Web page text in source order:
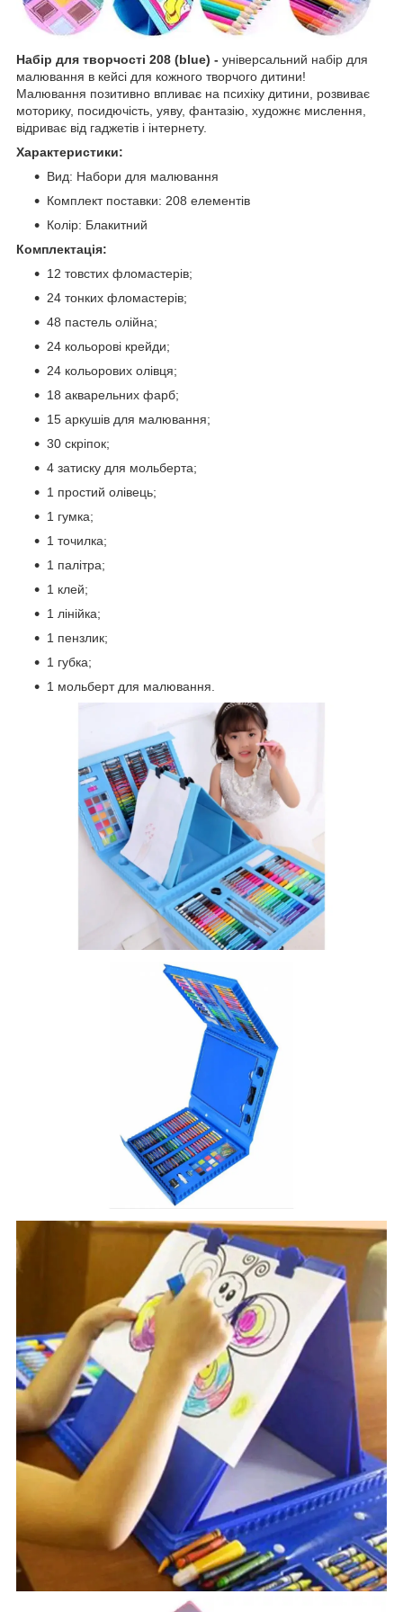
Набір для творчості 208 (blue) - універсальний набір для
малювання в кейсі для кожного творчого дитини!
Малювання позитивно впливає на психіку дитини, розвиває
моторику, посидючість, уяву, фантазію, художнє мислення,
відриває від гаджетів і інтернету.
Характеристики:
Вид: Набори для малювання
Комплект поставки: 208 елементів
Колір: Блакитний
Комплектація:
12 товстих фломастерів;
24 тонких фломастерів;
48 пастель олійна;
24 кольорові крейди;
24 кольорових олівця;
18 акварельних фарб;
15 аркушів для малювання;
30 скріпок;
4 затиску для мольберта;
1 простий олівець;
1 гумка;
1 точилка;
1 палітра;
1 клей;
1 лінійка;
1 пензлик;
1 губка;
1 мольберт для малювання.